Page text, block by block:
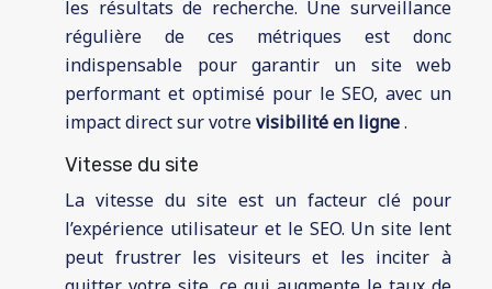
les résultats de recherche. Une surveillance
régulière de ces métriques est donc
indispensable pour garantir un site web
performant et optimisé pour le SEO, avec un
impact direct sur votrevisibilité en ligne.
Vitesse du site
La vitesse du site est un facteur clé pour
l’expérience utilisateur et le SEO. Un site lent
peut frustrer les visiteurs et les inciter à